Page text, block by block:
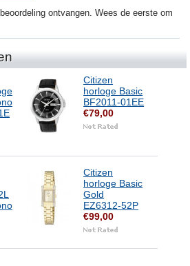
ontvangen. Wees de eerste om
Citizen
horloge Basic
BF2011-01EE
€79,00
Citizen
horloge Basic
Gold
EZ6312-52P
€99,00